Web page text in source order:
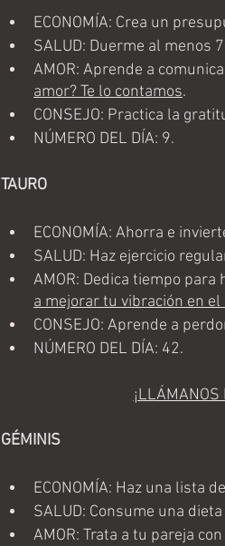
ECONOMÍA: Crea un
SALUD: Duerme al menos
AMOR: Aprende a
amor? Te lo contamos.
CONSEJO: Practica la
NÚMERO DEL DÍA: 9.
TAURO
ECONOMÍA: Ahorra e
SALUD: Haz ejercicio
AMOR: Dedica tiempo
a mejorar tu vibración en el
CONSEJO: Aprende a
NÚMERO DEL DÍA: 42.
¡LLÁMANOS
GÉMINIS
ECONOMÍA: Haz una lista
SALUD: Consume una
AMOR: Trata a tu pareja